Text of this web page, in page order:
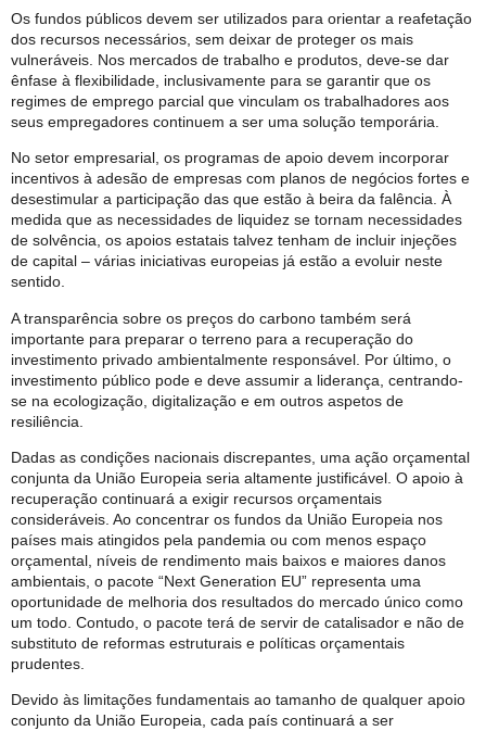
Os fundos públicos devem ser utilizados para orientar a reafetação
dos recursos necessários, sem deixar de proteger os mais
vulneráveis. Nos mercados de trabalho e produtos, deve-se dar
ênfase à flexibilidade, inclusivamente para se garantir que os
regimes de emprego parcial que vinculam os trabalhadores aos
seus empregadores continuem a ser uma solução temporária.
No setor empresarial, os programas de apoio devem incorporar
incentivos à adesão de empresas com planos de negócios fortes e
desestimular a participação das que estão à beira da falência. À
medida que as necessidades de liquidez se tornam necessidades
de solvência, os apoios estatais talvez tenham de incluir injeções
de capital – várias iniciativas europeias já estão a evoluir neste
sentido.
A transparência sobre os preços do carbono também será
importante para preparar o terreno para a recuperação do
investimento privado ambientalmente responsável. Por último, o
investimento público pode e deve assumir a liderança, centrando-
se na ecologização, digitalização e em outros aspetos de
resiliência.
Dadas as condições nacionais discrepantes, uma ação orçamental
conjunta da União Europeia seria altamente justificável. O apoio à
recuperação continuará a exigir recursos orçamentais
consideráveis. Ao concentrar os fundos da União Europeia nos
países mais atingidos pela pandemia ou com menos espaço
orçamental, níveis de rendimento mais baixos e maiores danos
ambientais, o pacote “Next Generation EU” representa uma
oportunidade de melhoria dos resultados do mercado único como
um todo. Contudo, o pacote terá de servir de catalisador e não de
substituto de reformas estruturais e políticas orçamentais
prudentes.
Devido às limitações fundamentais ao tamanho de qualquer apoio
conjunto da União Europeia, cada país continuará a ser